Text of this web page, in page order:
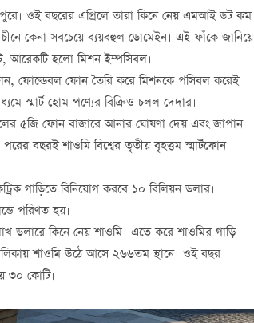
ওই বছরের এপ্রিলে তারা কিনে নেয় এমআই ডট কম
কেনা সবচেয়ে ব্যয়বহুল ডোমেইন। এই ফাঁকে জানিয়ে
আরেকটি হলো মিশন ইম্পসিবল।
ফোল্ডেবল ফোন তৈরি করে মিশনকে পসিবল করেই
স্মার্ট হোম পণ্যের বিক্রিও চলল দেদার।
৫জি ফোন বাজারে আনার ঘোষণা দেয় এবং জাপান
বছরই শাওমি বিশ্বের তৃতীয় বৃহত্তম স্মার্টফোন
গাড়িতে বিনিয়োগ করবে ১০ বিলিয়ন ডলার।
পরিণত হয়।
ডলারে কিনে নেয় শাওমি। এতে করে শাওমির গাড়ি
শাওমি উঠে আসে ২৬৬তম স্থানে। ওই বছর
৩০ কোটি।